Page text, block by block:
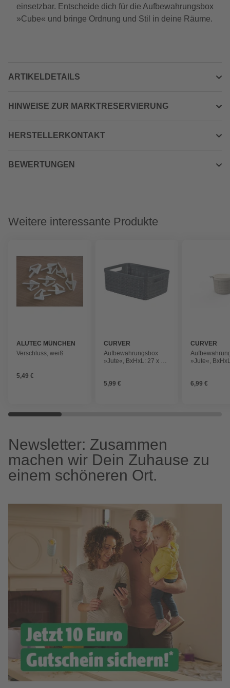
einsetzbar. Entscheide dich für die Aufbewahrungsbox
»Cube« und bringe Ordnung und Stil in deine Räume.
ARTIKELDETAILS
HINWEISE ZUR MARKTRESERVIERUNG
HERSTELLERKONTAKT
BEWERTUNGEN
Weitere interessante Produkte
ALUTEC MÜNCHEN
Verschluss, weiß
5,49 €
CURVER
Aufbewahrungsbox
»Jute«, BxHxL: 27 x 11
5,99 €
CURVER
»Jute«,
6,99 €
Newsletter: Zusammen
machen wir Dein Zuhause zu
einem schöneren Ort.